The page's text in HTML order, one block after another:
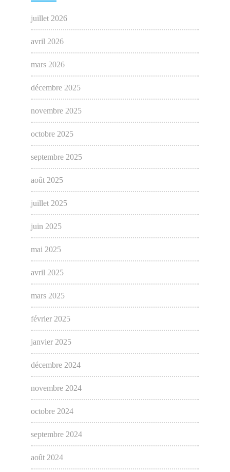
juillet 2026
avril 2026
mars 2026
décembre 2025
novembre 2025
octobre 2025
septembre 2025
août 2025
juillet 2025
juin 2025
mai 2025
avril 2025
mars 2025
février 2025
janvier 2025
décembre 2024
novembre 2024
octobre 2024
septembre 2024
août 2024